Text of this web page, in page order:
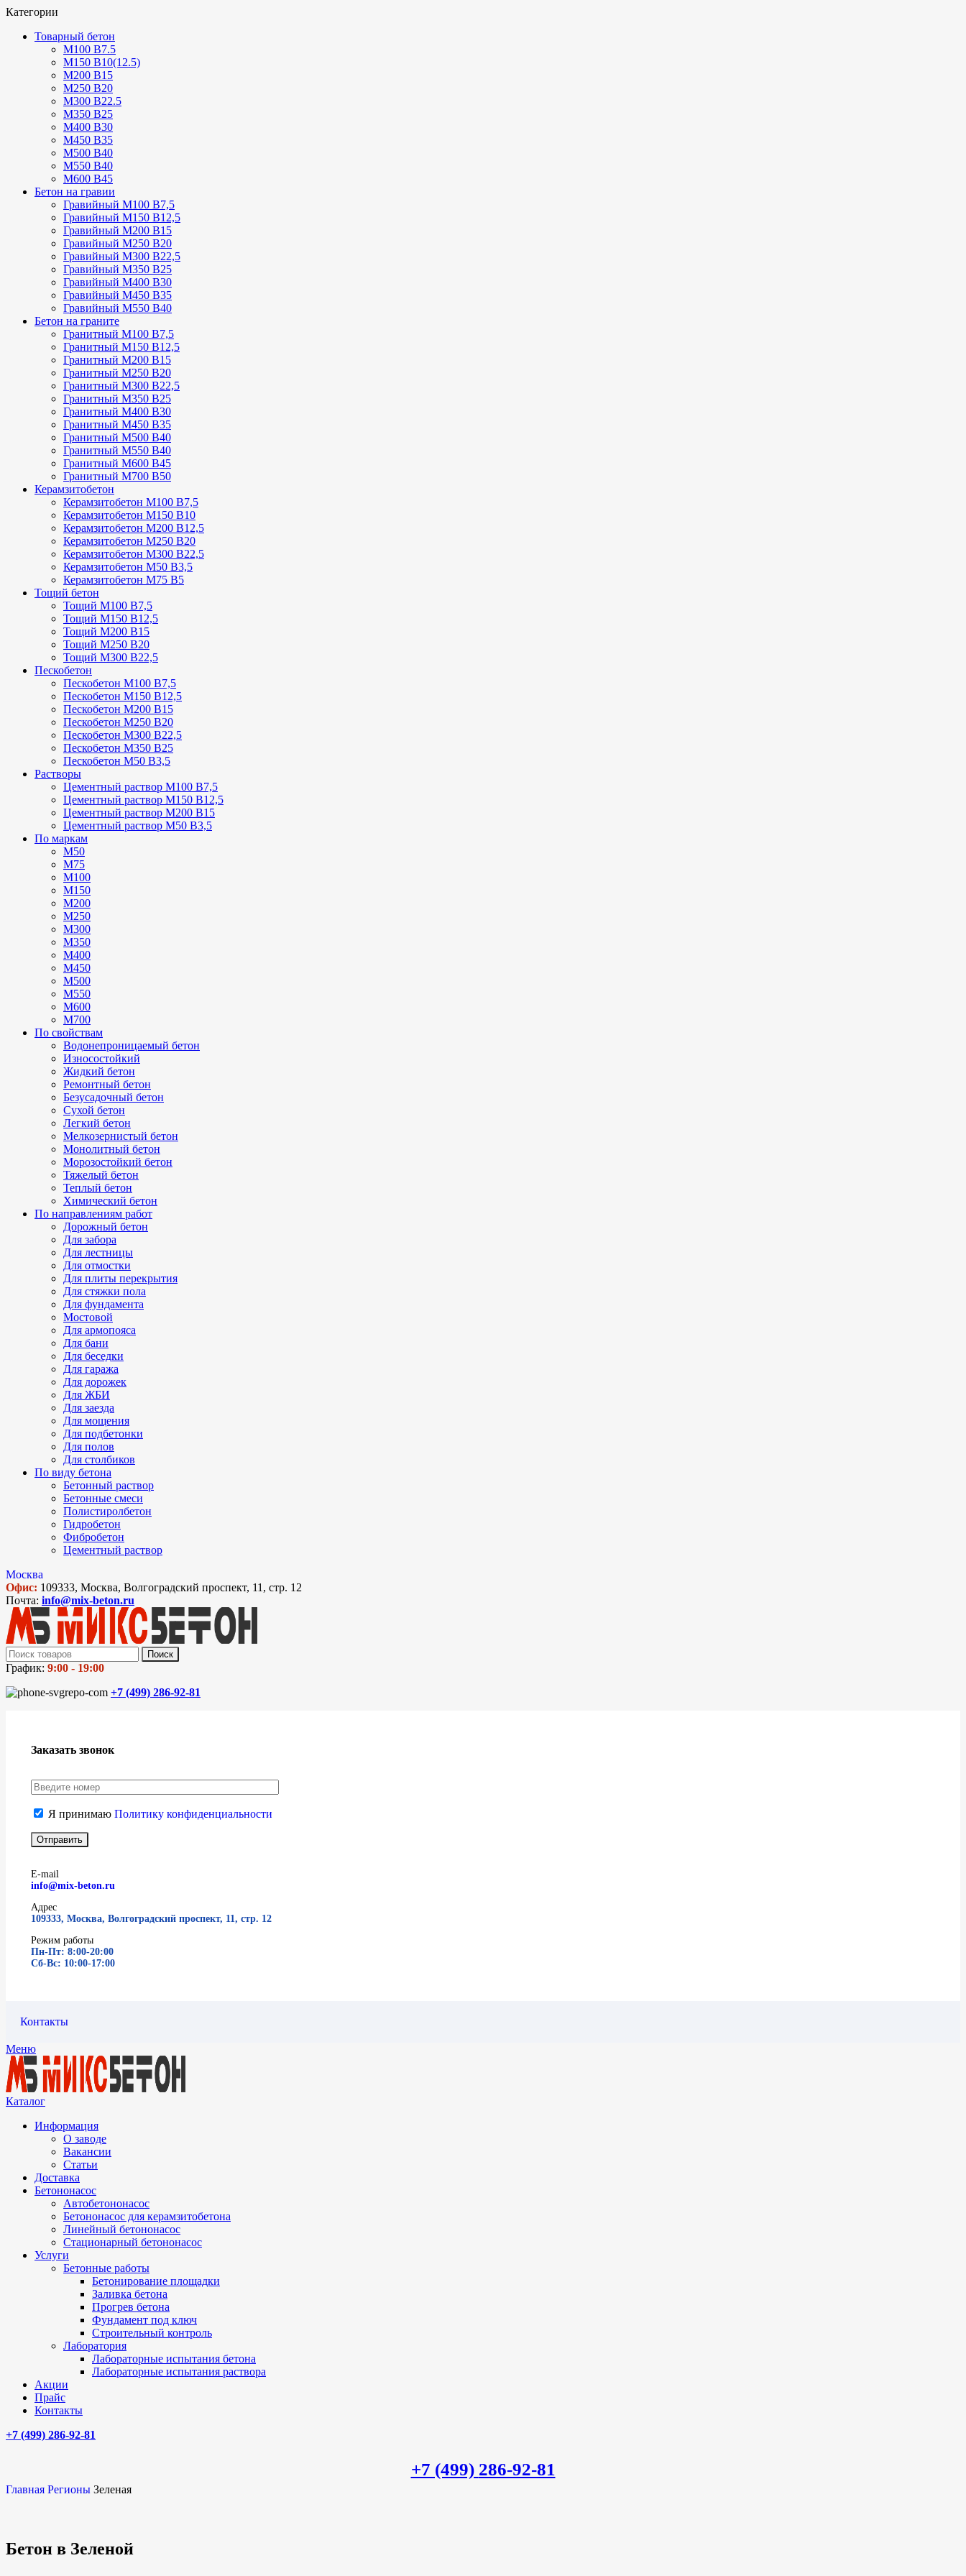
Категории
Товарный бетон
М100 В7.5
М150 В10(12.5)
М200 В15
М250 В20
М300 В22.5
М350 В25
М400 В30
М450 В35
М500 В40
М550 В40
М600 В45
Бетон на гравии
Гравийный М100 В7,5
Гравийный М150 В12,5
Гравийный М200 В15
Гравийный М250 В20
Гравийный М300 В22,5
Гравийный М350 В25
Гравийный М400 В30
Гравийный М450 В35
Гравийный М550 В40
Бетон на граните
Гранитный М100 В7,5
Гранитный М150 В12,5
Гранитный М200 В15
Гранитный М250 В20
Гранитный М300 В22,5
Гранитный М350 В25
Гранитный М400 В30
Гранитный М450 В35
Гранитный М500 В40
Гранитный М550 В40
Гранитный М600 В45
Гранитный М700 В50
Керамзитобетон
Керамзитобетон М100 В7,5
Керамзитобетон М150 В10
Керамзитобетон М200 В12,5
Керамзитобетон М250 В20
Керамзитобетон М300 В22,5
Керамзитобетон М50 В3,5
Керамзитобетон М75 В5
Тощий бетон
Тощий М100 В7,5
Тощий М150 В12,5
Тощий М200 В15
Тощий М250 В20
Тощий М300 В22,5
Пескобетон
Пескобетон М100 В7,5
Пескобетон М150 В12,5
Пескобетон М200 В15
Пескобетон М250 В20
Пескобетон М300 В22,5
Пескобетон М350 В25
Пескобетон М50 В3,5
Растворы
Цементный раствор М100 В7,5
Цементный раствор М150 В12,5
Цементный раствор М200 В15
Цементный раствор М50 В3,5
По маркам
М50
М75
М100
М150
М200
М250
М300
М350
М400
М450
М500
М550
М600
М700
По свойствам
Водонепроницаемый бетон
Износостойкий
Жидкий бетон
Ремонтный бетон
Безусадочный бетон
Сухой бетон
Легкий бетон
Мелкозернистый бетон
Монолитный бетон
Морозостойкий бетон
Тяжелый бетон
Теплый бетон
Химический бетон
По направлениям работ
Дорожный бетон
Для забора
Для лестницы
Для отмостки
Для плиты перекрытия
Для стяжки пола
Для фундамента
Мостовой
Для армопояса
Для бани
Для беседки
Для гаража
Для дорожек
Для ЖБИ
Для заезда
Для мощения
Для подбетонки
Для полов
Для столбиков
По виду бетона
Бетонный раствор
Бетонные смеси
Полистиролбетон
Гидробетон
Фибробетон
Цементный раствор
Москва
Офис: 109333, Москва, Волгоградский проспект, 11, стр. 12
Почта: info@mix-beton.ru
Поиск
График: 9:00 - 19:00
+7 (499) 286-92-81
Заказать звонок
Я принимаю Политику конфиденциальности
E-mail
info@mix-beton.ru
Адрес
109333, Москва, Волгоградский проспект, 11, стр. 12
Режим работы
Пн-Пт: 8:00-20:00
Сб-Вс: 10:00-17:00
Контакты
Меню
Каталог
Информация
О заводе
Вакансии
Статьи
Доставка
Бетононасос
Автобетононасос
Бетононасос для керамзитобетона
Линейный бетононасос
Стационарный бетононасос
Услуги
Бетонные работы
Бетонирование площадки
Заливка бетона
Прогрев бетона
Фундамент под ключ
Строительный контроль
Лаборатория
Лабораторные испытания бетона
Лабораторные испытания раствора
Акции
Прайс
Контакты
+7 (499) 286-92-81
+7 (499) 286-92-81
Главная Регионы Зеленая
Бетон в Зеленой